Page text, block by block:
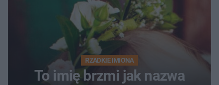
RZADKIE IMIONA
To imię brzmi jak nazwa